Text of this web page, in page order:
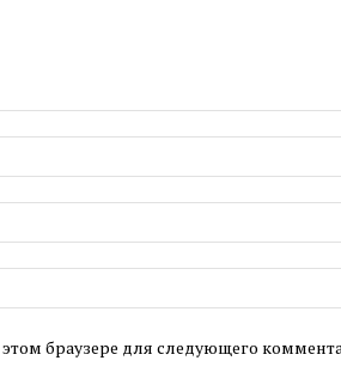
браузере для следующего